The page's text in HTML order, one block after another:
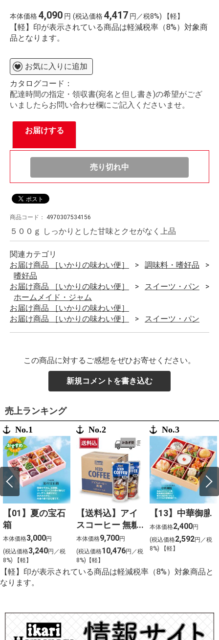
本体価格4,090 円 (税込価格4,417 円／税8%) 【軽】
【軽】印が表示されている商品は軽減税率（8%）対象商
品となります。
お気に入りに追加
カタログコード：
配達時間の指定・領収書(宛名と但し書き)の希望がござ
いましたらお問い合わせ欄にご記入くださいませ。
お届けする
売り切れ中
商品コード： 4970307534156
５００ｇ しっかりとした甘味とクセがなく上品
関連カテゴリ
お届け商品 ［いかりの味わい便］
調味料・嗜好品
嗜好品
お届け商品 ［いかりの味わい便］
スイーツ・パン
ホームメイド・ジャム
お届け商品 ［いかりの味わい便］
お届け商品 ［いかりの味わい便］
スイーツ・パン
この商品に対するご感想をぜひお寄せください。
新規コメントを書き込む
売上ランキング
No.1
【01】夏の宝石
箱
本体価格3,000円
(税込価格3,240円／税
8%) 【軽】
No.2
【送料込】アイ
スコーヒー 無糖
〈ケース販売〉
本体価格9,700円
(税込価格10,476円／税
8%)【軽】
No.3
【13】中華御膳
本体価格2,400円
(税込価格2,592円／税
8%) 【軽】
【軽】印が表示されている商品は軽減税率（8%）対象商品と
なります。